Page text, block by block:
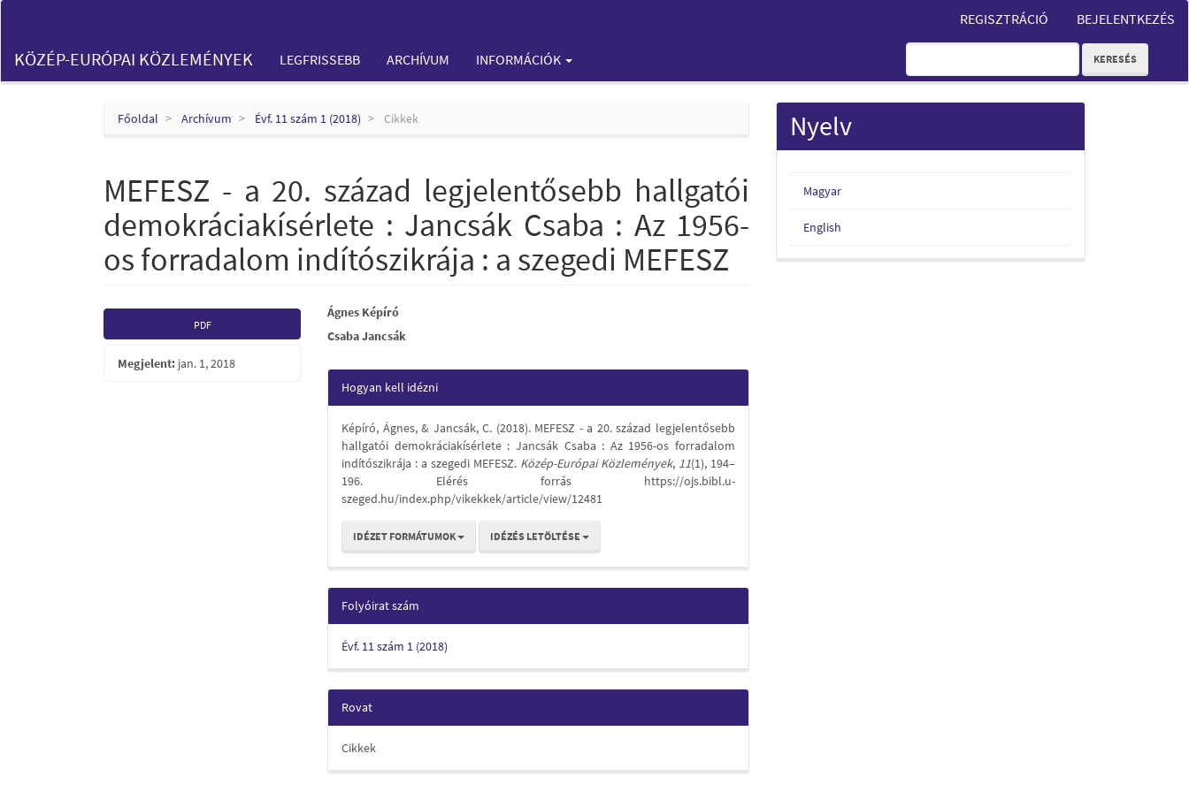
Content
Sidebar
REGISZTRÁCIÓ BEJELENTKEZÉS
KÖZÉP-EURÓPAI KÖZLEMÉNYEK LEGFRISSEBB ARCHÍVUM INFORMÁCIÓK KERESÉS
Főoldal Archívum Évf. 11 szám 1 (2018) Cikkek
MEFESZ - a 20. század legjelentősebb hallgatói
demokráciakísérlete : Jancsák Csaba : Az 1956-
os forradalom indítószikrája : a szegedi MEFESZ
Article
Sidebar
PDF
Megjelent: jan. 1, 2018
Main
Article
Content
Ágnes Képíró
Csaba Jancsák
Article
Details
Hogyan kell idézni
Képíró, Ágnes, & Jancsák, C. (2018). MEFESZ - a 20. század legjelentősebb
hallgatói demokráciakísérlete : Jancsák Csaba : Az 1956-os forradalom
indítószikrája : a szegedi MEFESZ. Közép-Európai Közlemények, 11(1), 194–
196. Elérés forrás https://ojs.bibl.u-
szeged.hu/index.php/vikekkek/article/view/12481
IDÉZET FORMÁTUMOK IDÉZÉS LETÖLTÉSE
Folyóirat szám
Évf. 11 szám 1 (2018)
Rovat
Cikkek
Nyelv
Magyar
English